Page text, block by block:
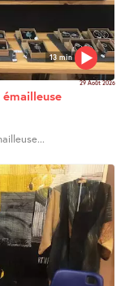
13 min
29 Août 2026